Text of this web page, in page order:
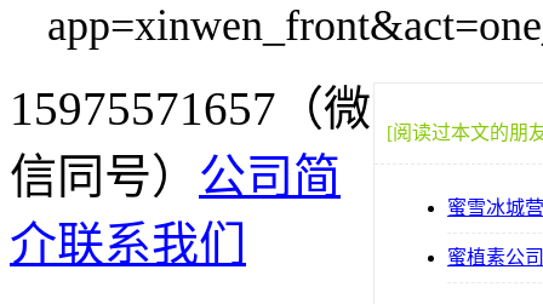
[阅读过本文的朋
蜜雪冰城
蜜植素公
15975571657（微
信同号） 公司简
介联系我们